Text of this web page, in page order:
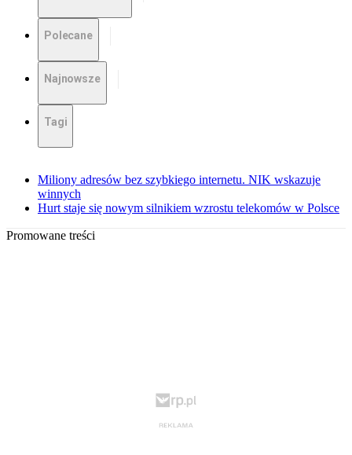
Polecane
Najnowsze
Tagi
Miliony adresów bez szybkiego internetu. NIK wskazuje
winnych
Hurt staje się nowym silnikiem wzrostu telekomów w Polsce
Promowane treści